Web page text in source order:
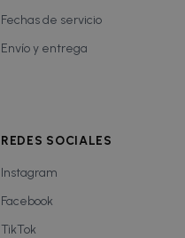
Fechas de servicio
Envío y entrega
REDES SOCIALES
Instagram
Facebook
TikTok